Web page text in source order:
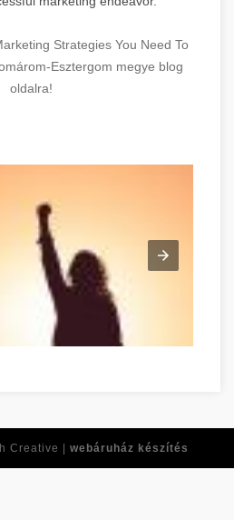
Strategies You Need To
Esztergom megye blog
oldalra!
Creative | webáruház készítés